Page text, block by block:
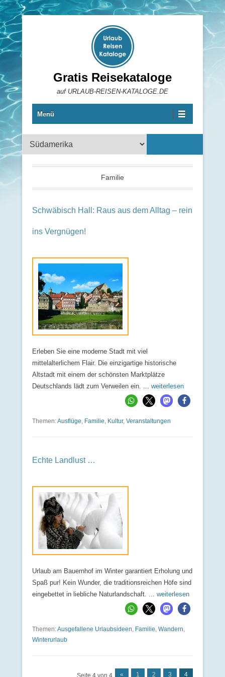
Gratis Reisekataloge
auf URLAUB-REISEN-KATALOGE.DE
Menü
Reisekataloge
Familie
Schwäbisch Hall: Raus aus dem Alltag – rein
ins Vergnügen!
Erleben Sie eine moderne Stadt mit viel
mittelalterlichem Flair. Die einzigartige historische
Altstadt mit einem der schönsten Marktplätze
Deutschlands lädt zum Verweilen ein. ... weiterlesen
Themen:Ausflüge, Familie, Kultur, Veranstaltungen
Echte Landlust …
Urlaub am Bauernhof im Winter garantiert Erholung und
Spaß pur! Kein Wunder, die traditionsreichen Höfe sind
eingebettet in liebliche Naturlandschaft. ... weiterlesen
Themen:Ausgefallene Urlaubsideen Familie Wandern
Winterurlaub
Seite 4 von 4 « 1 2 3 4